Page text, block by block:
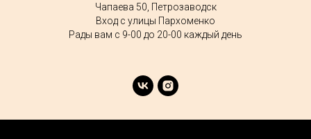
Чапаева 50, Петрозаводск
Вход с улицы Пархоменко
Рады вам с 9-00 до 20-00 каждый день